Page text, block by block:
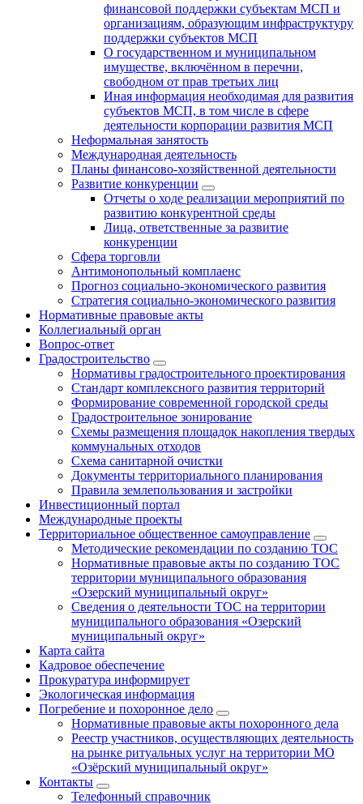
финансовой поддержки субъектам МСП и
организациям, образующим инфраструктуру
поддержки субъектов МСП
О государственном и муниципальном
имуществе, включённом в перечни,
свободном от прав третьих лиц
Иная информация необходимая для развития
субъектов МСП, в том числе в сфере
деятельности корпорации развития МСП
Неформальная занятость
Международная деятельность
Планы финансово-хозяйственной деятельности
Развитие конкуренции
Отчеты о ходе реализации мероприятий по
развитию конкурентной среды
Лица, ответственные за развитие
конкуренции
Сфера торговли
Антимонопольный комплаенс
Прогноз социально-экономического развития
Стратегия социально-экономического развития
Нормативные правовые акты
Коллегиальный орган
Вопрос-ответ
Градостроительство
Нормативы градостроительного проектирования
Стандарт комплексного развития территорий
Формирование современной городской среды
Градостроительное зонирование
Схемы размещения площадок накопления твердых
коммунальных отходов
Схема санитарной очистки
Документы территориального планирования
Правила землепользования и застройки
Инвестиционный портал
Международные проекты
Территориальное общественное самоуправление
Методические рекомендации по созданию ТОС
Нормативные правовые акты по созданию ТОС
территории муниципального образования
«Озерский муниципальный округ»
Сведения о деятельности ТОС на территории
муниципального образования «Озерский
муниципальный округ»
Карта сайта
Кадровое обеспечение
Прокуратура информирует
Экологическая информация
Погребение и похоронное дело
Нормативные правовые акты похоронного дела
Реестр участников, осуществляющих деятельность
на рынке ритуальных услуг на территории МО
«Озёрский муниципальный округ»
Контакты
Телефонный справочник